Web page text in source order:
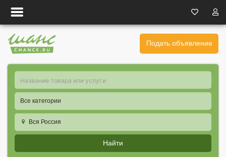
Подать объявление
Все категории
Вся Россия
Найти